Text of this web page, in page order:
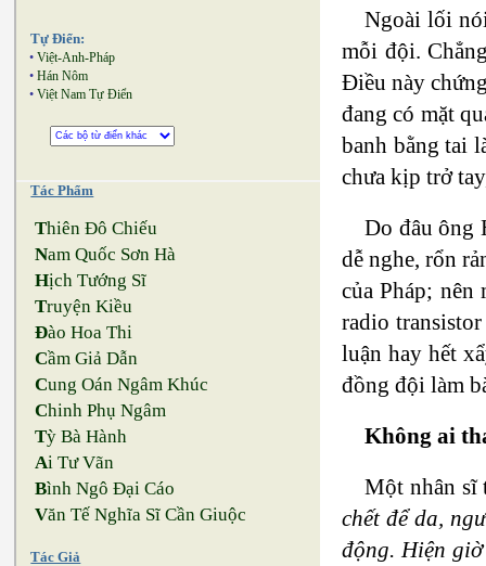
Tự Điển:
• Việt-Anh-Pháp
• Hán Nôm
• Việt Nam Tự Điển
Tác Phẩm
Thiên Đô Chiếu
Nam Quốc Sơn Hà
Hịch Tướng Sĩ
Truyện Kiều
Đào Hoa Thi
Cầm Giả Dẫn
Cung Oán Ngâm Khúc
Chinh Phụ Ngâm
Tỳ Bà Hành
Ai Tư Vãn
Bình Ngô Đại Cáo
Văn Tế Nghĩa Sĩ Cần Giuộc
Tác Giả
Ngoài lối
mỗi đội.
Điều này
đang có mặt
banh bằng tai
chưa kịp trở
Do đâu ông
dễ nghe, rổn
của Pháp;
radio
luận hay hết
đồng đội làm
Không ai
Một nhân sĩ
chết để da,
động. Hiện